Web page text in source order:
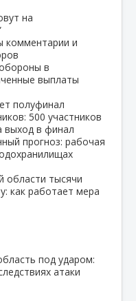
на
и
в
выплаты
полуфинал
500 участников
в финал
прогноз: рабочая
области тысячи
как работает мера
под ударом:
атаки